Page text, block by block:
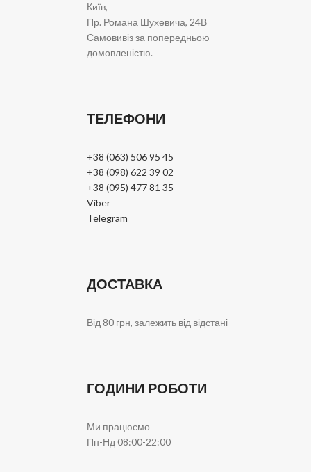
Київ,
Пр. Романа Шухевича, 24В
Самовивіз за попередньою
домовленістю.
ТЕЛЕФОНИ
+38 (063) 506 95 45
+38 (098) 622 39 02
+38 (095) 477 81 35
Viber
Telegram
ДОСТАВКА
Від 80 грн, залежить від відстані
ГОДИНИ РОБОТИ
Ми працюємо
Пн-Нд 08:00-22:00